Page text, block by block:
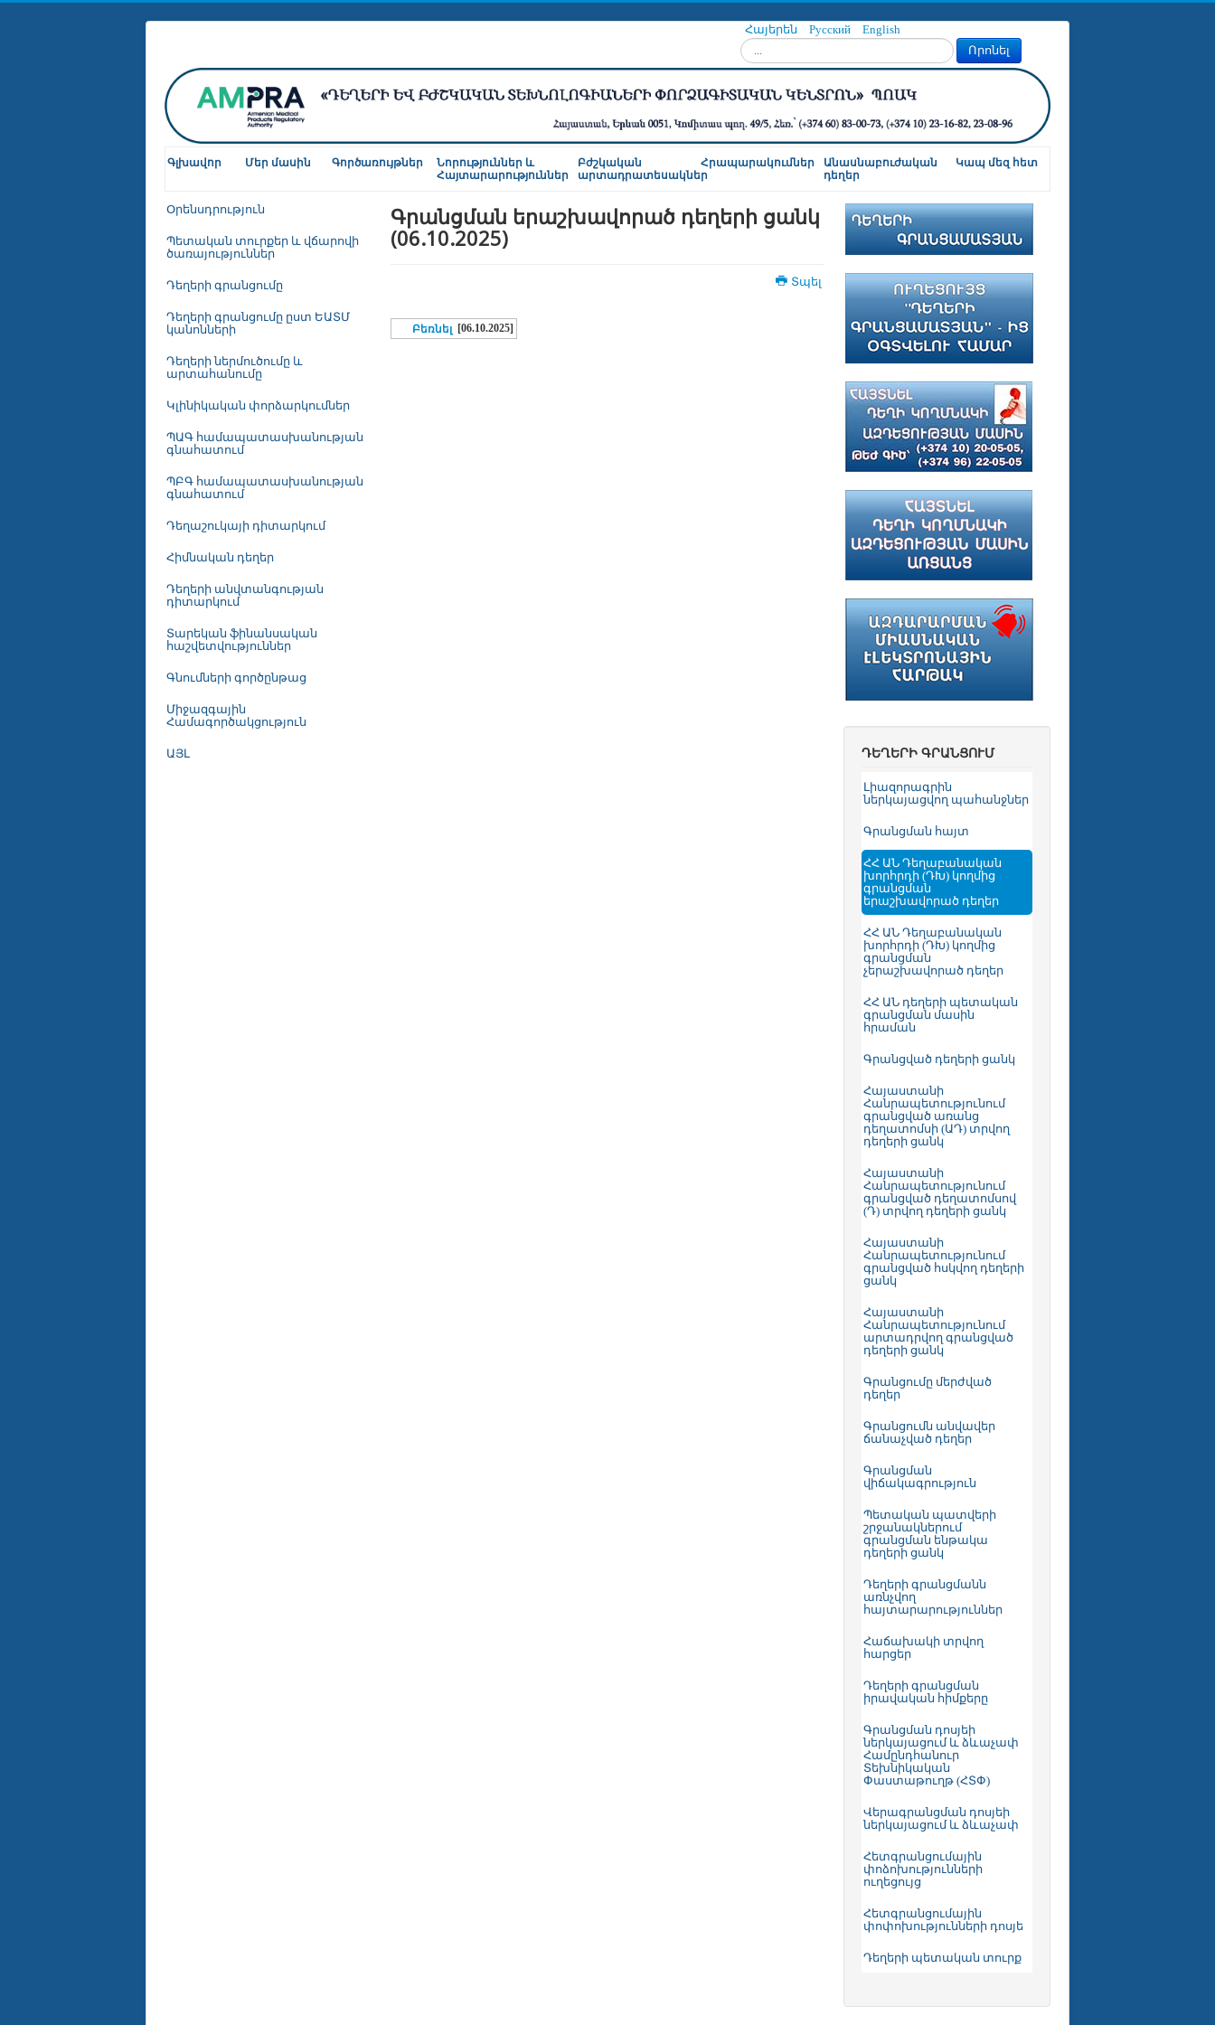
Հայերեն Русский English
Որոնել... Որոնել
Գլխավոր Մեր մասին Գործառույթներ
Նորություններ և
Հայտարարություններ
Բժշկական
արտադրատեսակներ
Հրապարակումներ
Անասնաբուժական
դեղեր
Կապ մեզ հետ
Օրենսդրություն
Պետական տուրքեր և վճարովի
ծառայություններ
Դեղերի գրանցումը
Դեղերի գրանցումը ըստ ԵԱՏՄ
կանոնների
Դեղերի ներմուծումը և
արտահանումը
Կլինիկական փորձարկումներ
ՊԱԳ համապատասխանության
գնահատում
ՊԲԳ համապատասխանության
գնահատում
Դեղաշուկայի դիտարկում
Հիմնական դեղեր
Դեղերի անվտանգության
դիտարկում
Տարեկան ֆինանսական
հաշվետվություններ
Գնումների գործընթաց
Միջազգային
Համագործակցություն
ԱՅԼ
Գրանցման երաշխավորած դեղերի ցանկ
(06.10.2025)
Տպել
Բեռնել [06.10.2025]
ԴԵՂԵՐԻ ԳՐԱՆՑՈՒՄ
Լիազորագրին
ներկայացվող պահանջներ
Գրանցման հայտ
ՀՀ ԱՆ Դեղաբանական
խորհրդի (ԴԽ) կողմից
գրանցման
երաշխավորած դեղեր
ՀՀ ԱՆ Դեղաբանական
խորհրդի (ԴԽ) կողմից
գրանցման
չերաշխավորած դեղեր
ՀՀ ԱՆ դեղերի պետական
գրանցման մասին
հրաման
Գրանցված դեղերի ցանկ
Հայաստանի
Հանրապետությունում
գրանցված առանց
դեղատոմսի (ԱԴ) տրվող
դեղերի ցանկ
Հայաստանի
Հանրապետությունում
գրանցված դեղատոմսով
(Դ) տրվող դեղերի ցանկ
Հայաստանի
Հանրապետությունում
գրանցված հսկվող դեղերի
ցանկ
Հայաստանի
Հանրապետությունում
արտադրվող գրանցված
դեղերի ցանկ
Գրանցումը մերժված
դեղեր
Գրանցումն անվավեր
ճանաչված դեղեր
Գրանցման
վիճակագրություն
Պետական պատվերի
շրջանակներում
գրանցման ենթակա
դեղերի ցանկ
Դեղերի գրանցմանն
առնչվող
հայտարարություններ
Հաճախակի տրվող
հարցեր
Դեղերի գրանցման
իրավական հիմքերը
Գրանցման դոսյեի
ներկայացում և ձևաչափ
Համընդհանուր
Տեխնիկական
Փաստաթուղթ (ՀՏՓ)
Վերագրանցման դոսյեի
ներկայացում և ձևաչափ
Հետգրանցումային
փոձոխությունների
ուղեցույց
Հետգրանցումային
փոփոխությունների դոսյե
Դեղերի պետական տուրք